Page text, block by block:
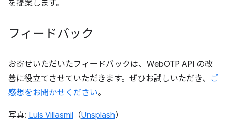
を提案します。
フィードバック
お寄せいただいたフィードバックは、WebOTP API の改
善に役立てさせていただきます。ぜひお試しいただき、 ご
感想をお聞かせください。
写真: Luis Villasmil （Unsplash）